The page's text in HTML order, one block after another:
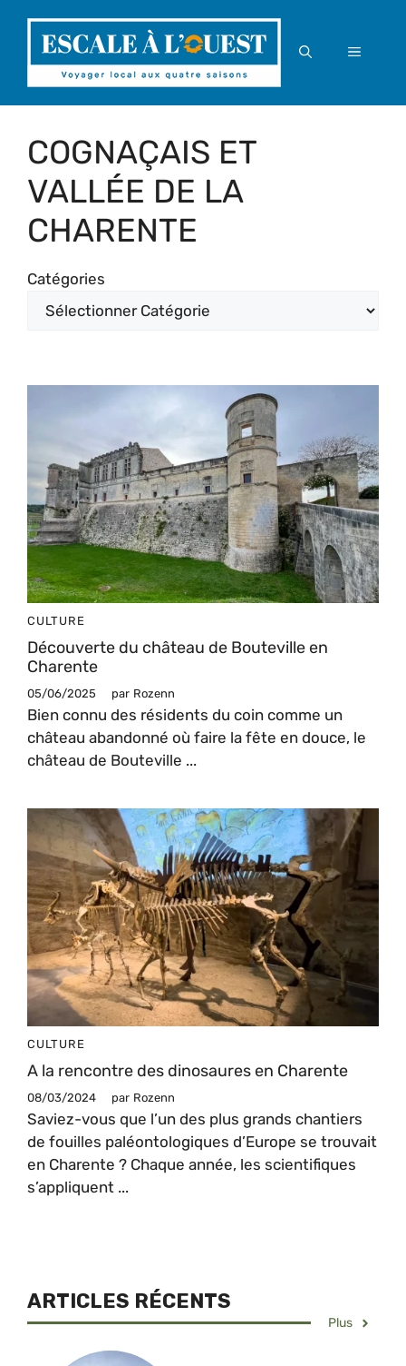
contenu
MENU
COGNAÇAIS ET
VALLÉE DE LA
CHARENTE
Catégories
CULTURE
Découverte du château de Bouteville en
Charente
05/06/2025 par Rozenn
Bien connu des résidents du coin comme un
château abandonné où faire la fête en douce, le
château de Bouteville ...
CULTURE
A la rencontre des dinosaures en Charente
08/03/2024 par Rozenn
Saviez-vous que l’un des plus grands chantiers
de fouilles paléontologiques d’Europe se trouvait
en Charente ? Chaque année, les scientifiques
s’appliquent ...
ARTICLES RÉCENTS
Plus